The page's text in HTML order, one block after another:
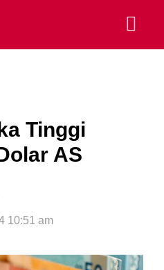
Tinggi
AS
10:51 am